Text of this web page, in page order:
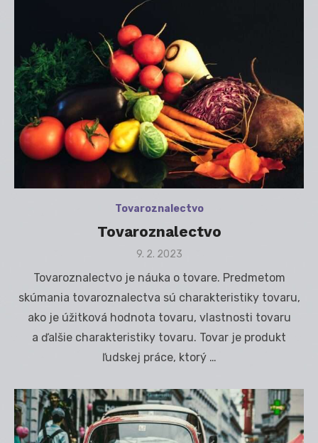
Tovaroznalectvo
Tovaroznalectvo
Posted
9. 2. 2023
Tovaroznalectvo je náuka o tovare. Predmetom
skúmania tovaroznalectva sú charakteristiky tovaru,
ako je úžitková hodnota tovaru, vlastnosti tovaru
a ďalšie charakteristiky tovaru. Tovar je produkt
ľudskej práce, ktorý …